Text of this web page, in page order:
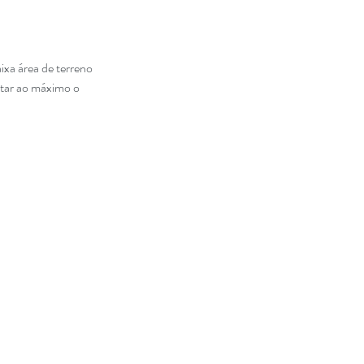
área de terreno
ao máximo o